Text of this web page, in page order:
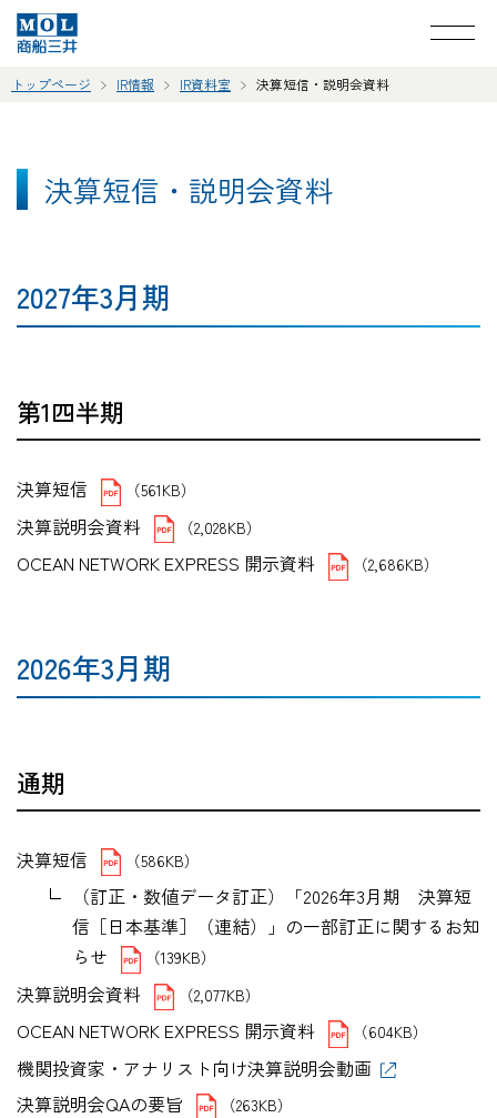
トップページ IR情報 IR資料室 決算短信・説明会資料
決算短信・説明会資料
2027年3月期
第1四半期
決算短信 （561KB）
決算説明会資料 （2,028KB）
OCEAN NETWORK EXPRESS 開示資料 （2,686KB）
2026年3月期
通期
決算短信 （586KB）
（訂正・数値データ訂正）「2026年3月期 決算短
信［日本基準］（連結）」の一部訂正に関するお知
らせ
（139KB）
決算説明会資料 （2,077KB）
OCEAN NETWORK EXPRESS 開示資料 （604KB）
機関投資家・アナリスト向け決算説明会動画
決算説明会QAの要旨
（263KB）